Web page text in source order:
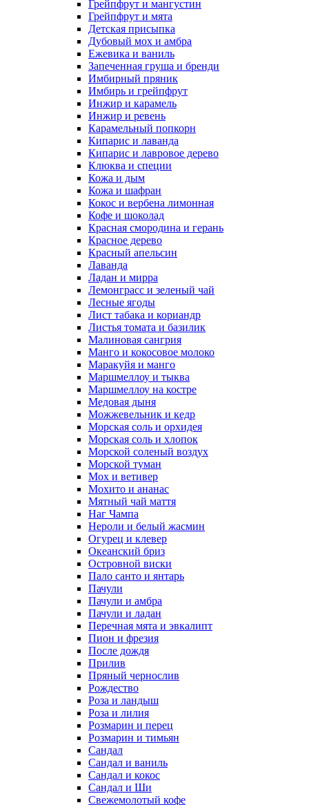
Грейпфрут и мангустин
Грейпфрут и мята
Детская присыпка
Дубовый мох и амбра
Ежевика и ваниль
Запеченная груша и бренди
Имбирный пряник
Имбирь и грейпфрут
Инжир и карамель
Инжир и ревень
Карамельный попкорн
Кипарис и лаванда
Кипарис и лавровое дерево
Клюква и специи
Кожа и дым
Кожа и шафран
Кокос и вербена лимонная
Кофе и шоколад
Красная смородина и герань
Красное дерево
Красный апельсин
Лаванда
Ладан и мирра
Лемонграсс и зеленый чай
Лесные ягоды
Лист табака и кориандр
Листья томата и базилик
Малиновая сангрия
Манго и кокосовое молоко
Маракуйя и манго
Маршмеллоу и тыква
Маршмеллоу на костре
Медовая дыня
Можжевельник и кедр
Морская соль и орхидея
Морская соль и хлопок
Морской соленый воздух
Морской туман
Мох и ветивер
Мохито и ананас
Мятный чай маття
Наг Чампа
Нероли и белый жасмин
Огурец и клевер
Океанский бриз
Островной виски
Пало санто и янтарь
Пачули
Пачули и амбра
Пачули и ладан
Перечная мята и эвкалипт
Пион и фрезия
После дождя
Прилив
Пряный чернослив
Рождество
Роза и ландыш
Роза и лилия
Розмарин и перец
Розмарин и тимьян
Сандал
Сандал и ваниль
Сандал и кокос
Сандал и Ши
Свежемолотый кофе